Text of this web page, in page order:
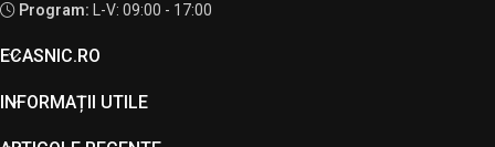
Program:
L-V: 09:00 - 17:00
ECASNIC.RO
INFORMAȚII UTILE